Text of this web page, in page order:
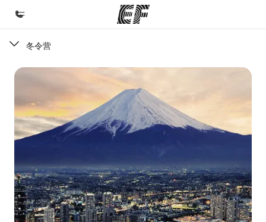
欢迎来到英孚教育
查看所有英孚提供的课程
办公室
关于我们
企业文化
冬令营